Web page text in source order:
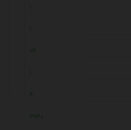
1
1
79
1
4
3640